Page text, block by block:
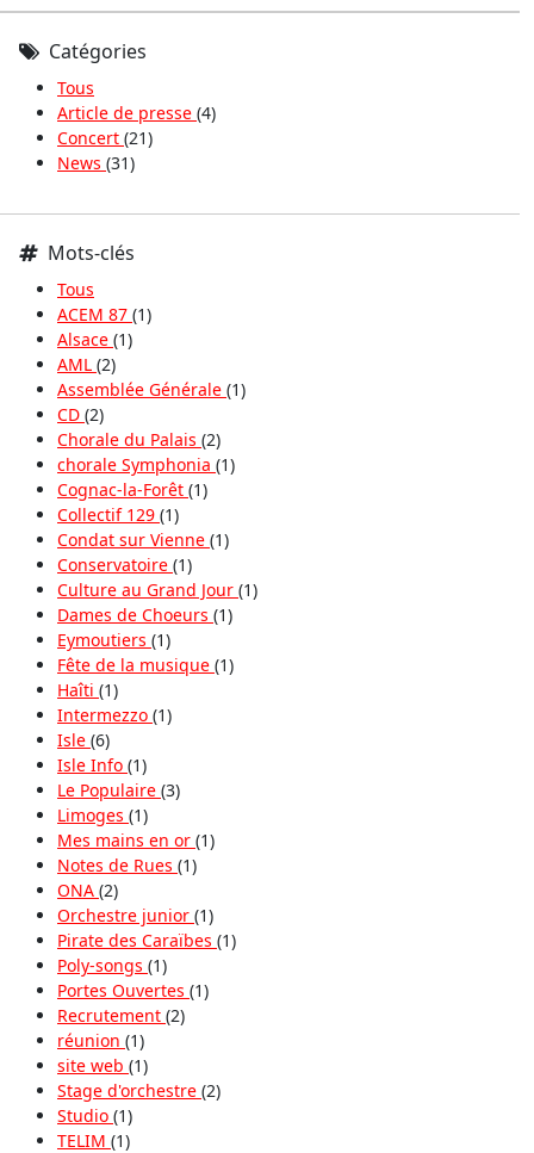
Catégories
Tous
Article de presse (4)
Concert (21)
News (31)
Mots-clés
Tous
ACEM 87 (1)
Alsace (1)
AML (2)
Assemblée Générale (1)
CD (2)
Chorale du Palais (2)
chorale Symphonia (1)
Cognac-la-Forêt (1)
Collectif 129 (1)
Condat sur Vienne (1)
Conservatoire (1)
Culture au Grand Jour (1)
Dames de Choeurs (1)
Eymoutiers (1)
Fête de la musique (1)
Haîti (1)
Intermezzo (1)
Isle (6)
Isle Info (1)
Le Populaire (3)
Limoges (1)
Mes mains en or (1)
Notes de Rues (1)
ONA (2)
Orchestre junior (1)
Pirate des Caraïbes (1)
Poly-songs (1)
Portes Ouvertes (1)
Recrutement (2)
réunion (1)
site web (1)
Stage d'orchestre (2)
Studio (1)
TELIM (1)